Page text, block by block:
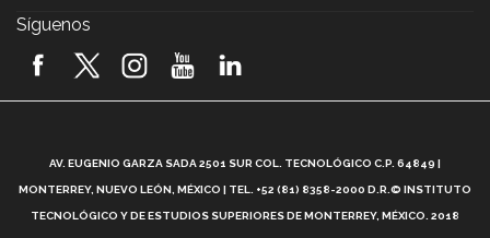
2026! (video)
¿Cómo es el Modelo Educativo Tec? (video)
Síguenos
AV. EUGENIO GARZA SADA 2501 SUR COL. TECNOLÓGICO C.P. 64849 |
MONTERREY, NUEVO LEÓN, MÉXICO | TEL. +52 (81) 8358-2000 D.R.© INSTITUTO
TECNOLÓGICO Y DE ESTUDIOS SUPERIORES DE MONTERREY, MÉXICO. 2018